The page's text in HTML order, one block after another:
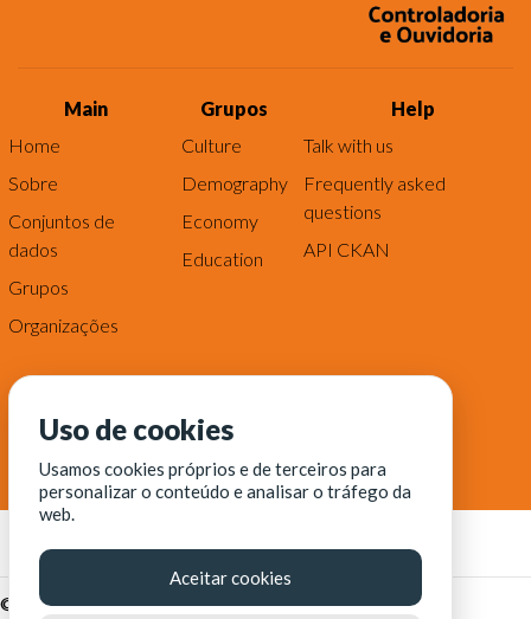
Main
Home
Sobre
Conjuntos de
dados
Grupos
Organizações
Grupos
Culture
Demography
Economy
Education
Help
Talk with us
Frequently asked
questions
API CKAN
© Fortaleza Digital || CITINOVA - Fundação de Ciência,
Uso de cookies
Usamos cookies próprios e de terceiros para
personalizar o conteúdo e analisar o tráfego da
web.
Aceitar cookies